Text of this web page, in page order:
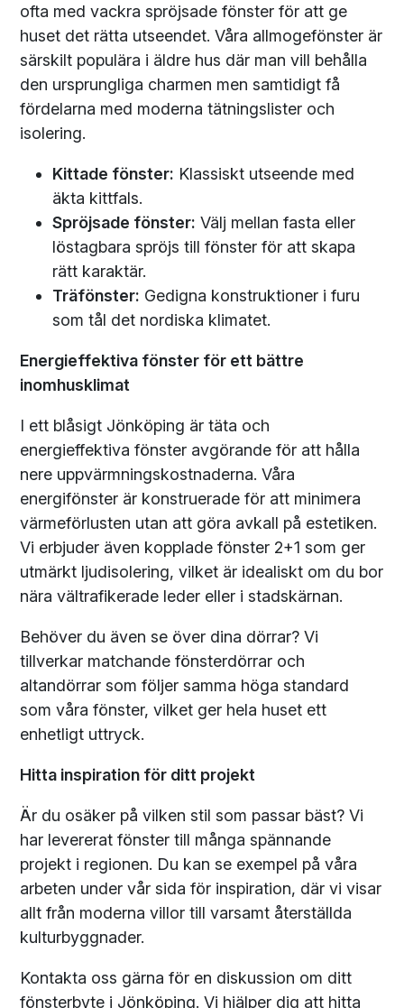
ofta med vackra spröjsade fönster för att ge
huset det rätta utseendet. Våra allmogefönster är
särskilt populära i äldre hus där man vill behålla
den ursprungliga charmen men samtidigt få
fördelarna med moderna tätningslister och
isolering.
Kittade fönster: Klassiskt utseende med
äkta kittfals.
Spröjsade fönster: Välj mellan fasta eller
löstagbara spröjs till fönster för att skapa
rätt karaktär.
Träfönster: Gedigna konstruktioner i furu
som tål det nordiska klimatet.
Energieffektiva fönster för ett bättre
inomhusklimat
I ett blåsigt Jönköping är täta och
energieffektiva fönster avgörande för att hålla
nere uppvärmningskostnaderna. Våra
energifönster är konstruerade för att minimera
värmeförlusten utan att göra avkall på estetiken.
Vi erbjuder även kopplade fönster 2+1 som ger
utmärkt ljudisolering, vilket är idealiskt om du bor
nära vältrafikerade leder eller i stadskärnan.
Behöver du även se över dina dörrar? Vi
tillverkar matchande fönsterdörrar och
altandörrar som följer samma höga standard
som våra fönster, vilket ger hela huset ett
enhetligt uttryck.
Hitta inspiration för ditt projekt
Är du osäker på vilken stil som passar bäst? Vi
har levererat fönster till många spännande
projekt i regionen. Du kan se exempel på våra
arbeten under vår sida för inspiration, där vi visar
allt från moderna villor till varsamt återställda
kulturbyggnader.
Kontakta oss gärna för en diskussion om ditt
fönsterbyte i Jönköping. Vi hjälper dig att hitta